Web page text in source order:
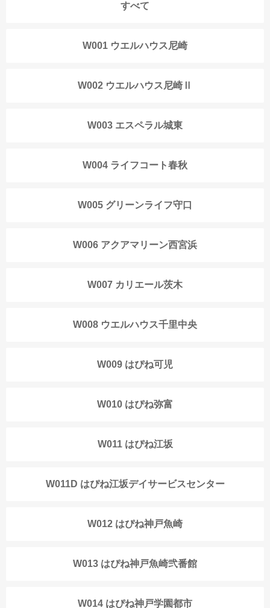
すべて
W001 ウエルハウス尼崎
W002 ウエルハウス尼崎Ⅱ
W003 エスペラル城東
W004 ライフコート春秋
W005 グリーンライフ守口
W006 アクアマリーン西宮浜
W007 カリエール茨木
W008 ウエルハウス千里中央
W009 はぴね可児
W010 はぴね弥富
W011 はぴね江坂
W011D はぴね江坂デイサービスセンター
W012 はぴね神戸魚崎
W013 はぴね神戸魚崎弐番館
W014 はぴね神戸学園都市